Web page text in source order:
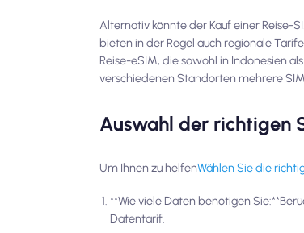
Alternativ könnte der Kauf einer Reise-
bieten in der Regel auch regionale
Reise-eSIM, die sowohl in Indonesien
verschiedenen Standorten mehrere
Auswahl der richtigen
Um Ihnen zu helfenWählen Sie die
**Wie viele Daten benötigen
Datentarif.